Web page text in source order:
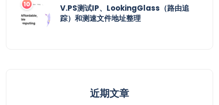
V.PS测试IP、LookingGlass（路由追
踪）和测速文件地址整理
近期文章